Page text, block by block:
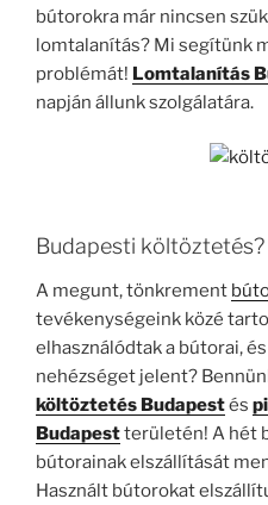
bútorokra már nincsen
lomtalanítás? Mi segítünk
problémát! Lomtalanítás
napján állunk szolgálatára.
Budapesti költöztetés?
A megunt, tönkrement
tevékenységeink közé
elhasználódtak a bútorai,
nehézséget jelent?
költöztetés Budapestés
Budapestterületén! A hét
bútorainak elszállítását
Használt bútorokat